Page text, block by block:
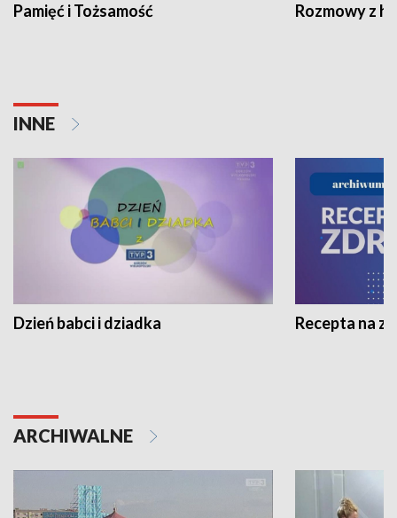
Pamięć i Tożsamość Rozmowy z
INNE
Dzień babci i dziadka Recepta na
ARCHIWALNE